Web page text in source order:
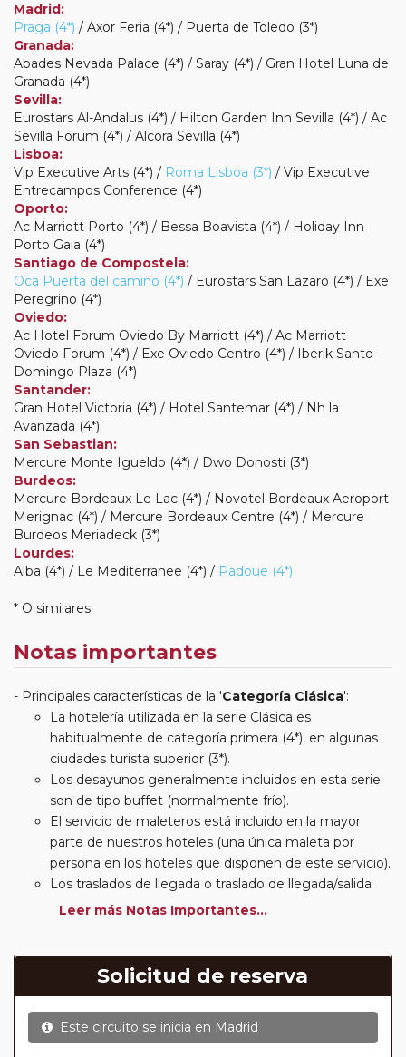
Madrid:
Praga (4*) / Axor Feria (4*) / Puerta de Toledo (3*)
Granada:
Abades Nevada Palace (4*) / Saray (4*) / Gran Hotel Luna de
Granada (4*)
Sevilla:
Eurostars Al-Andalus (4*) / Hilton Garden Inn Sevilla (4*) / Ac
Sevilla Forum (4*) / Alcora Sevilla (4*)
Lisboa:
Vip Executive Arts (4*) / Roma Lisboa (3*) / Vip Executive
Entrecampos Conference (4*)
Oporto:
Ac Marriott Porto (4*) / Bessa Boavista (4*) / Holiday Inn
Porto Gaia (4*)
Santiago de Compostela:
Oca Puerta del camino (4*) / Eurostars San Lazaro (4*) / Exe
Peregrino (4*)
Oviedo:
Ac Hotel Forum Oviedo By Marriott (4*) / Ac Marriott
Oviedo Forum (4*) / Exe Oviedo Centro (4*) / Iberik Santo
Domingo Plaza (4*)
Santander:
Gran Hotel Victoria (4*) / Hotel Santemar (4*) / Nh la
Avanzada (4*)
San Sebastian:
Mercure Monte Igueldo (4*) / Dwo Donosti (3*)
Burdeos:
Mercure Bordeaux Le Lac (4*) / Novotel Bordeaux Aeroport
Merignac (4*) / Mercure Bordeaux Centre (4*) / Mercure
Burdeos Meriadeck (3*)
Lourdes:
Alba (4*) / Le Mediterranee (4*) / Padoue (4*)
* O similares.
Notas importantes
Principales características de la 'Categoría Clásica':
La hotelería utilizada en la serie Clásica es
habitualmente de categoría primera (4*), en algunas
ciudades turista superior (3*).
Los desayunos generalmente incluidos en esta serie
son de tipo buffet (normalmente frío).
El servicio de maleteros está incluido en la mayor
parte de nuestros hoteles (una única maleta por
persona en los hoteles que disponen de este servicio).
Los traslados de llegada o traslado de llegada/salida
estarán incluidos según itinerario.
suplemento de media pensión (incluirá un número de
En muchos itinerarios le incluimos algunas cenas. En
circuitos clásicos Europeos normalmente las entradas
Leer más Notas Importantes...
Solicitud de reserva
Este circuito se inicia en Madrid